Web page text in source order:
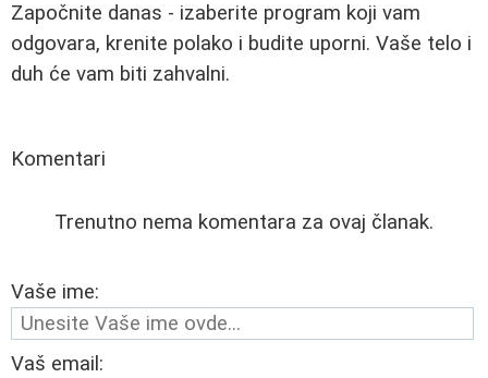
Započnite danas - izaberite program koji vam
odgovara, krenite polako i budite uporni. Vaše telo i
duh će vam biti zahvalni.
Komentari
Trenutno nema komentara za ovaj članak.
Vaše ime:
Vaš email: